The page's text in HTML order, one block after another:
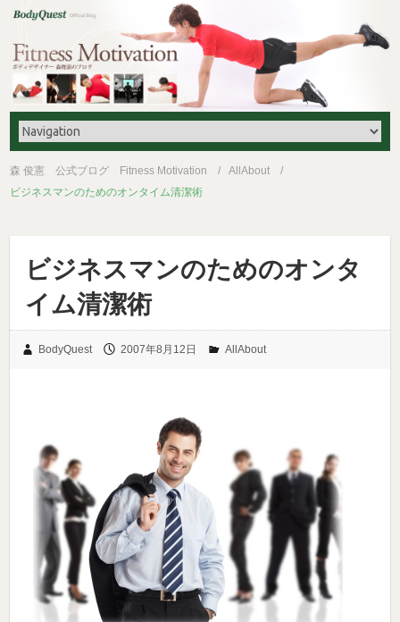
森 俊憲 公式ブログ Fitness Motivation
AllAbout
ビジネスマンのためのオンタイム清潔術
ビジネスマンのためのオンタ
イム清潔術
BodyQuest 2007年8月12日 AllAbout